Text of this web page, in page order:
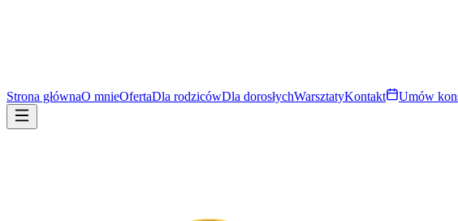
Strona głównaO mnieOfertaDla rodzicówDla dorosłychWarsztatyKontakt Umów